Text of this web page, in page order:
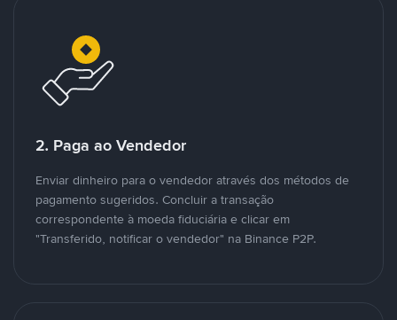
2. Paga ao Vendedor
Enviar dinheiro para o vendedor através dos métodos de
pagamento sugeridos. Concluir a transação
correspondente à moeda fiduciária e clicar em
"Transferido, notificar o vendedor" na Binance P2P.